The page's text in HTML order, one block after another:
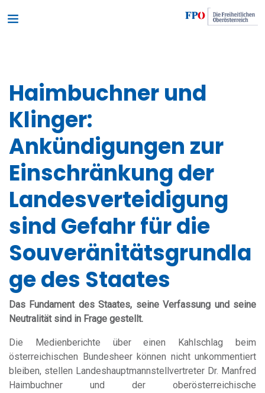
Haimbuchner und
Klinger:
Ankündigungen zur
Einschränkung der
Landesverteidigung
sind Gefahr für die
Souveränitätsgrundla
ge des Staates
Das Fundament des Staates, seine Verfassung und seine
Neutralität sind in Frage gestellt.
Die Medienberichte über einen Kahlschlag beim
österreichischen Bundesheer können nicht unkommentiert
bleiben, stellen Landeshauptmannstellvertreter Dr. Manfred
Haimbuchner und der oberösterreichische